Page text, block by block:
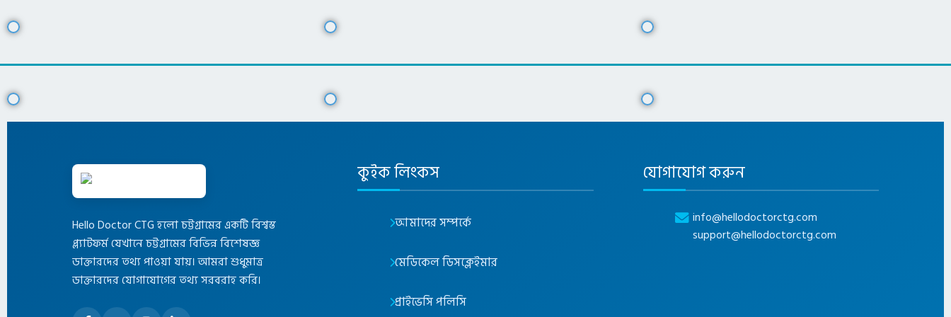
Hello Doctor CTG হলো চট্টগ্রামের একটি বিশ্বস্ত
প্ল্যাটফর্ম যেখানে চট্টগ্রামের বিভিন্ন বিশেষজ্ঞ
ডাক্তারদের তথ্য পাওয়া যায়। আমরা শুধুমাত্র
ডাক্তারদের যোগাযোগের তথ্য সরবরাহ করি।
কুইক লিংকস
আমাদের সম্পর্কে
মেডিকেল ডিসক্লেইমার
প্রাইভেসি পলিসি
যোগাযোগ করুন
info@hellodoctorctg.com
support@hellodoctorctg.com